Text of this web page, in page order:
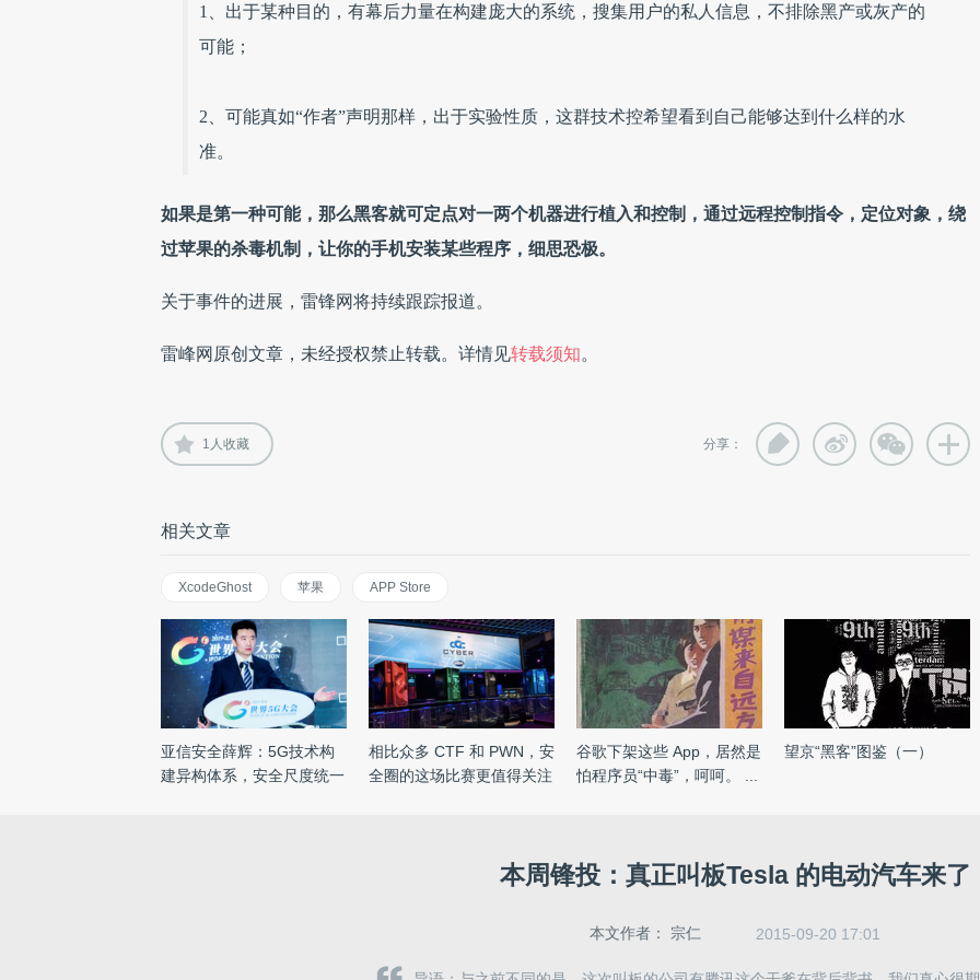
1、出于某种目的，有幕后力量在构建庞大的系统，搜集用户的私人信息，不排除黑产或灰产的
可能；
2、可能真如“作者”声明那样，出于实验性质，这群技术控希望看到自己能够达到什么样的水
准。
如果是第一种可能，那么黑客就可定点对一两个机器进行植入和控制，通过远程控制指令，定位对象，绕
过苹果的杀毒机制，让你的手机安装某些程序，细思恐极。
关于事件的进展，雷锋网将持续跟踪报道。
雷峰网原创文章，未经授权禁止转载。详情见转载须知。
1 人收藏 分享：
相关文章
XcodeGhost 苹果 APP Store
亚信安全薛辉：5G技术构
建异构体系，安全尺度统一
相比众多 CTF 和 PWN，安
全圈的这场比赛更值得关注
谷歌下架这些 App，居然是
怕程序员“中毒”，呵呵。 ...
望京“黑客”图鉴（一）
本周锋投：真正叫板Tesla 的电动汽车来了
本文作者： 宗仁 2015-09-20 17:01